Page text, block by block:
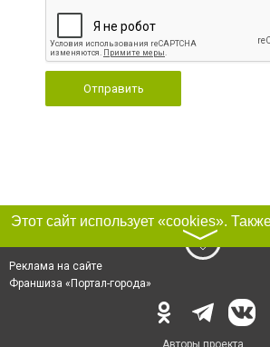
Отправить
〉
Реклама на сайте
Франшиза «Портал-города»
Авторы проекта